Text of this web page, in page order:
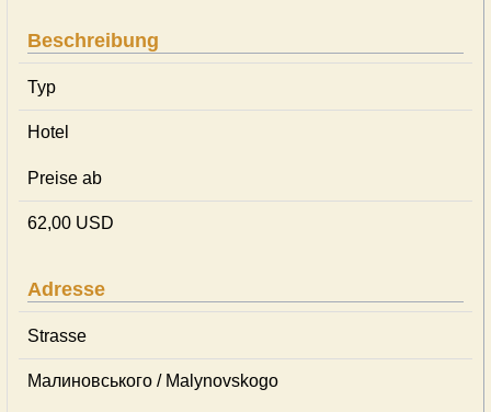
Beschreibung
Typ
Hotel
Preise ab
62,00 USD
Adresse
Strasse
Малиновського / Malynovskogo